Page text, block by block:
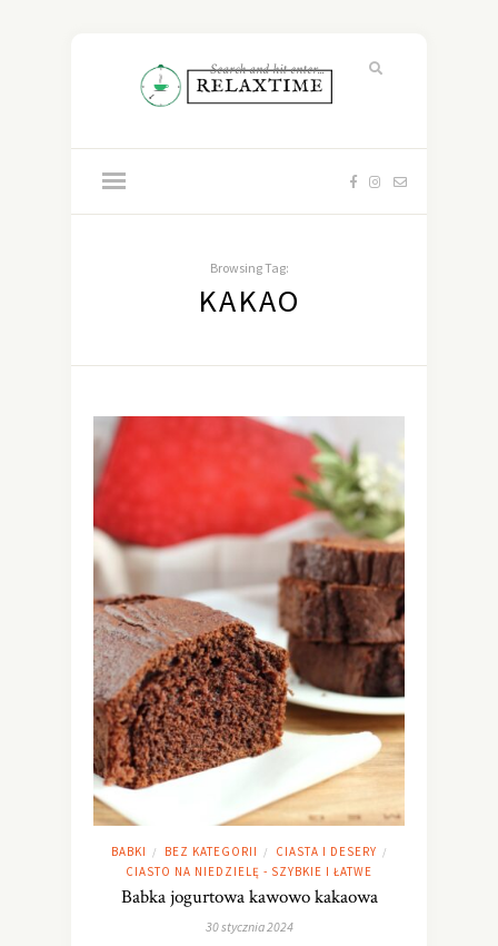
Browsing Tag:
KAKAO
BABKI / BEZ KATEGORII / CIASTA I DESERY /
CIASTO NA NIEDZIELĘ - SZYBKIE I ŁATWE
Babka jogurtowa kawowo kakaowa
30 stycznia 2024